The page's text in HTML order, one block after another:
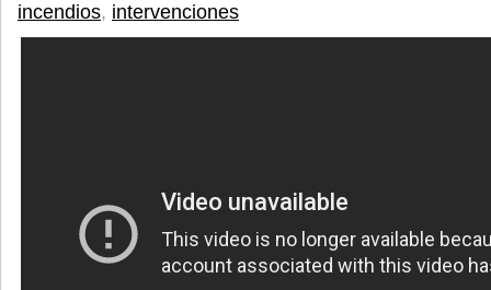
incendios, intervenciones